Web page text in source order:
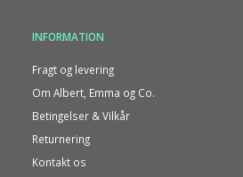
INFORMATION
Fragt og levering
Om Albert, Emma og Co.
Betingelser & Vilkår
Returnering
Kontakt os